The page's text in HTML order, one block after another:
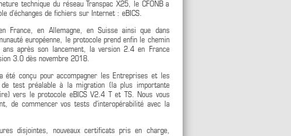
technique du réseau Transpac X25, le CFONB a
d’échanges de fichiers sur Internet : eBICS.
France, en Allemagne, en Suisse ainsi que dans
européenne, le protocole prend enfin le chemin
ans après son lancement, la version 2.4 en France
3.0 dès novembre 2018.
été conçu pour accompagner les Entreprises et les
de test préalable à la migration (la plus importante
vers le protocole eBICS V2.4 T et TS. Nous vous
de commencer vos tests d'interopérabilité avec la
disjointes, nouveaux certificats pris en charge,